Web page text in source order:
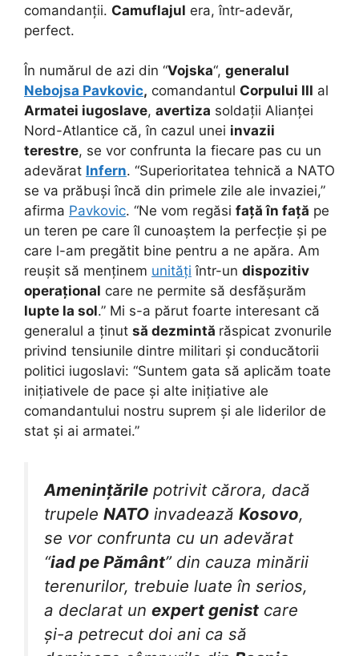
comandanții. Camuflajul era, într-adevăr,
perfect.
În numărul de azi din “Vojska“, generalul
Nebojsa Pavkovic, comandantul Corpului III al
Armatei iugoslave, avertiza soldații Alianței
Nord-Atlantice că, în cazul unei invazii
terestre, se vor confrunta la fiecare pas cu un
adevărat Infern. “Superioritatea tehnică a NATO
se va prăbuși încă din primele zile ale invaziei,”
afirma Pavkovic. “Ne vom regăsi față în față pe
un teren pe care îl cunoaștem la perfecție și pe
care l-am pregătit bine pentru a ne apăra. Am
reușit să menținem unități într-un dispozitiv
operațional care ne permite să desfășurăm
lupte la sol.” Mi s-a părut foarte interesant că
generalul a ținut să dezmintă răspicat zvonurile
privind tensiunile dintre militari și conducătorii
politici iugoslavi: “Suntem gata să aplicăm toate
inițiativele de pace și alte inițiative ale
comandantului nostru suprem și ale liderilor de
stat și ai armatei.”
Amenințările potrivit cărora, dacă
trupele NATO invadează Kosovo,
se vor confrunta cu un adevărat
“iad pe Pământ” din cauza minării
terenurilor, trebuie luate în serios,
a declarat un expert genist care
și-a petrecut doi ani ca să